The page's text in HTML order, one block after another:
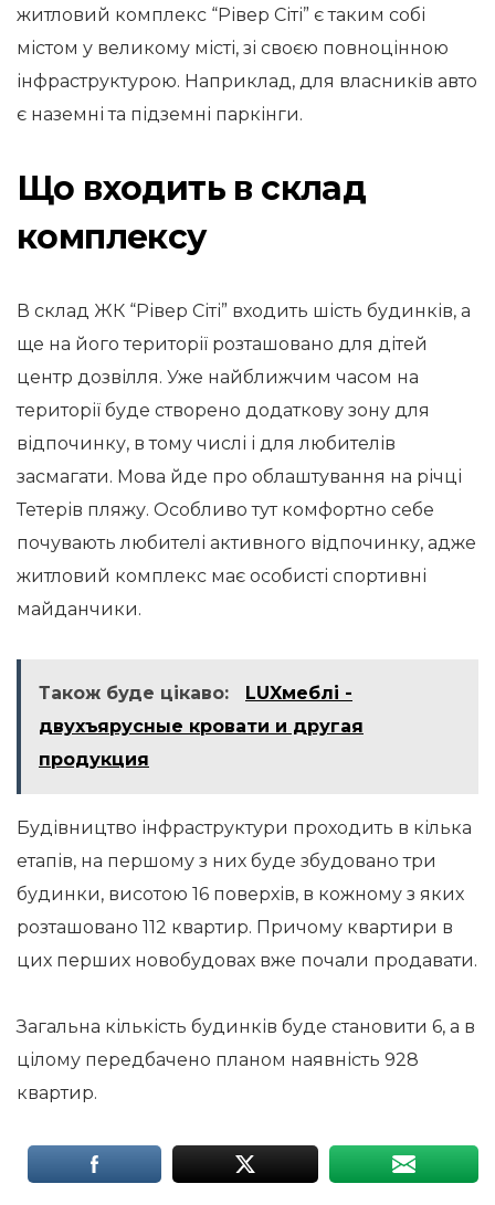
житловий комплекс “Рівер Сіті” є таким собі
містом у великому місті, зі своєю повноцінною
інфраструктурою. Наприклад, для власників авто
є наземні та підземні паркінги.
Що входить в склад
комплексу
В склад ЖК “Рівер Сіті” входить шість будинків, а
ще на його території розташовано для дітей
центр дозвілля. Уже найближчим часом на
території буде створено додаткову зону для
відпочинку, в тому числі і для любителів
засмагати. Мова йде про облаштування на річці
Тетерів пляжу. Особливо тут комфортно себе
почувають любителі активного відпочинку, адже
житловий комплекс має особисті спортивні
майданчики.
Також буде цікаво:
LUXмеблі -
двухъярусные кровати и другая
продукция
Будівництво інфраструктури проходить в кілька
етапів, на першому з них буде збудовано три
будинки, висотою 16 поверхів, в кожному з яких
розташовано 112 квартир. Причому квартири в
цих перших новобудовах вже почали продавати.
Загальна кількість будинків буде становити 6, а в
цілому передбачено планом наявність 928
квартир.